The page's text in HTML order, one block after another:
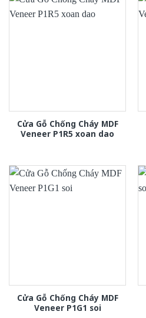
Cửa Gỗ Chống Cháy MDF
Veneer P1R5 xoan dao
Cửa Gỗ Chống Cháy MDF
Veneer P1G1 soi